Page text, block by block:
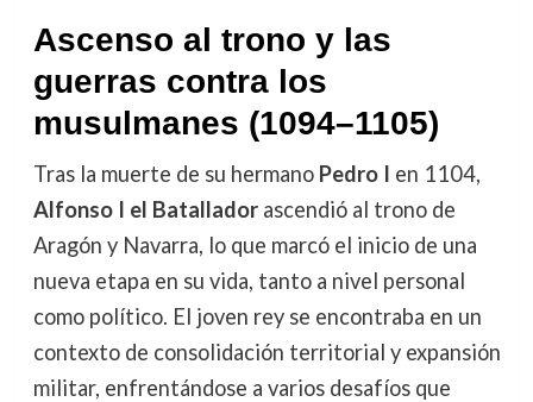
Ascenso al trono y las
guerras contra los
musulmanes (1094–1105)
Tras la muerte de su hermano Pedro I en 1104,
Alfonso I el Batalladorascendió al trono de
Aragón y Navarra, lo que marcó el inicio de una
nueva etapa en su vida, tanto a nivel personal
como político. El joven rey se encontraba en un
contexto de consolidación territorial y expansión
militar, enfrentándose a varios desafíos que